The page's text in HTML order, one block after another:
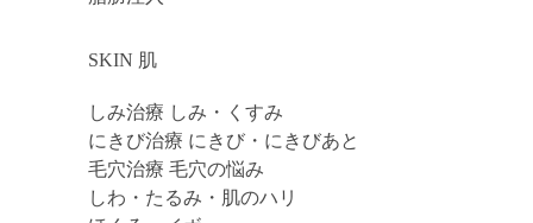
SKIN 肌
しみ治療 しみ・くすみ
にきび治療 にきび・にきびあと
毛穴治療 毛穴の悩み
しわ・たるみ・肌のハリ